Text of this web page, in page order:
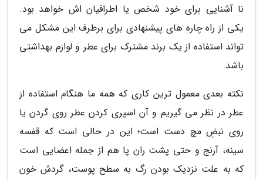
نا آشنایی برای خود شخص یا اطرافیان اش خواهد بود.
یکی از راه چاره های پیشنهادی برای برطرف این مشکل می
تواند استفاده از یک برند مشترک برای عطر و لوازم بهداشتی
باشد.
نکته بعدی معمول ترین کاری که همه ما هنگام استفاده از
عطر در نظر می گیریم و آن اسپری کردن عطر روی گردن یا
روی نبضِ مچ دست است؛ این در حالی است که قفسه
سینه، آرنج و حتی پشت ران پا هم از جمله اعضایی است
که به علت نزدیک بودن رگ به سطح پوست، گردش خون